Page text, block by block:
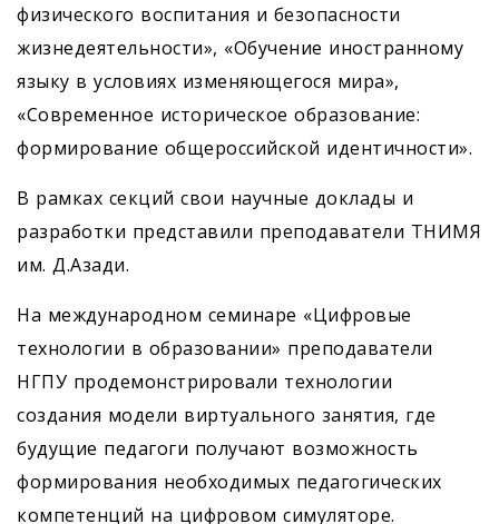
физического воспитания и безопасности
жизнедеятельности», «Обучение иностранному
языку в условиях изменяющегося мира»,
«Современное историческое образование:
формирование общероссийской идентичности».
В рамках секций свои научные доклады и
разработки представили преподаватели ТНИМЯ
им. Д.Азади.
На международном семинаре «Цифровые
технологии в образовании» преподаватели
НГПУ продемонстрировали технологии
создания модели виртуального занятия, где
будущие педагоги получают возможность
формирования необходимых педагогических
компетенций на цифровом симуляторе.